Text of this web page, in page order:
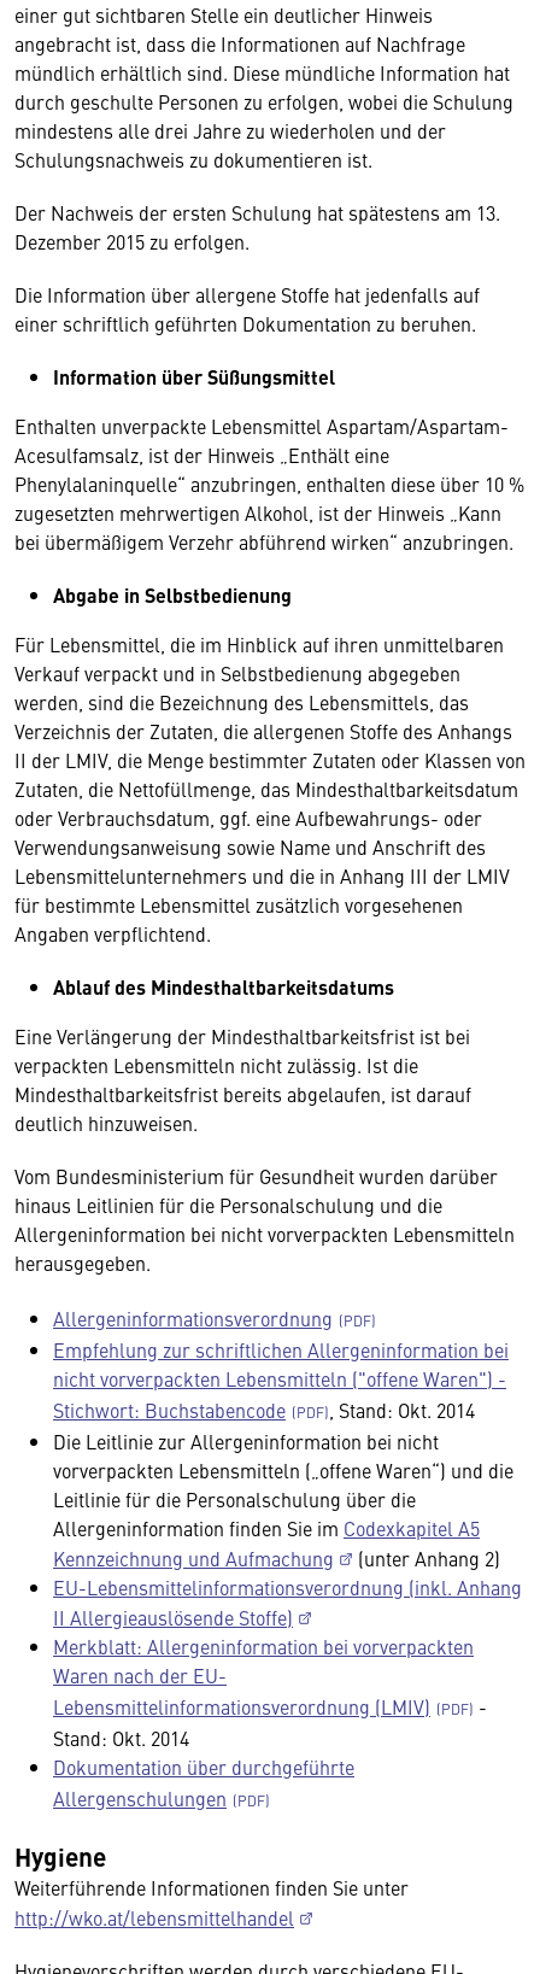
einer gut sichtbaren Stelle ein deutlicher Hinweis
angebracht ist, dass die Informationen auf Nachfrage
mündlich erhältlich sind. Diese mündliche Information hat
durch geschulte Personen zu erfolgen, wobei die Schulung
mindestens alle drei Jahre zu wiederholen und der
Schulungsnachweis zu dokumentieren ist.
Der Nachweis der ersten Schulung hat spätestens am 13.
Dezember 2015 zu erfolgen.
Die Information über allergene Stoffe hat jedenfalls auf
einer schriftlich geführten Dokumentation zu beruhen.
Information über Süßungsmittel
Enthalten unverpackte Lebensmittel Aspartam/Aspartam-
Acesulfamsalz, ist der Hinweis „Enthält eine
Phenylalaninquelle“ anzubringen, enthalten diese über 10 %
zugesetzten mehrwertigen Alkohol, ist der Hinweis „Kann
bei übermäßigem Verzehr abführend wirken“ anzubringen.
Abgabe in Selbstbedienung
Für Lebensmittel, die im Hinblick auf ihren unmittelbaren
Verkauf verpackt und in Selbstbedienung abgegeben
werden, sind die Bezeichnung des Lebensmittels, das
Verzeichnis der Zutaten, die allergenen Stoffe des Anhangs
II der LMIV, die Menge bestimmter Zutaten oder Klassen von
Zutaten, die Nettofüllmenge, das Mindesthaltbarkeitsdatum
oder Verbrauchsdatum, ggf. eine Aufbewahrungs- oder
Verwendungsanweisung sowie Name und Anschrift des
Lebensmittelunternehmers und die in Anhang III der LMIV
für bestimmte Lebensmittel zusätzlich vorgesehenen
Angaben verpflichtend.
Ablauf des Mindesthaltbarkeitsdatums
Eine Verlängerung der Mindesthaltbarkeitsfrist ist bei
verpackten Lebensmitteln nicht zulässig. Ist die
Mindesthaltbarkeitsfrist bereits abgelaufen, ist darauf
deutlich hinzuweisen.
Vom Bundesministerium für Gesundheit wurden darüber
hinaus Leitlinien für die Personalschulung und die
Allergeninformation bei nicht vorverpackten Lebensmitteln
herausgegeben.
Allergeninformationsverordnung
Empfehlung zur schriftlichen Allergeninformation bei
nicht vorverpackten Lebensmitteln ("offene Waren") -
Stichwort: Buchstabencode
, Stand: Okt. 2014
Die Leitlinie zur Allergeninformation bei nicht
vorverpackten Lebensmitteln („offene Waren“) und die
Leitlinie für die Personalschulung über die
Allergeninformation finden Sie im Codexkapitel A5
Kennzeichnung und Aufmachung
(unter Anhang 2)
EU-Lebensmittelinformationsverordnung (inkl. Anhang
II Allergieauslösende Stoffe)
Merkblatt: Allergeninformation bei vorverpackten
Waren nach der EU-
Lebensmittelinformationsverordnung (LMIV)
-
Stand: Okt. 2014
Dokumentation über durchgeführte
Allergenschulungen
Hygiene
Weiterführende Informationen finden Sie unter
http://wko.at/lebensmittelhandel